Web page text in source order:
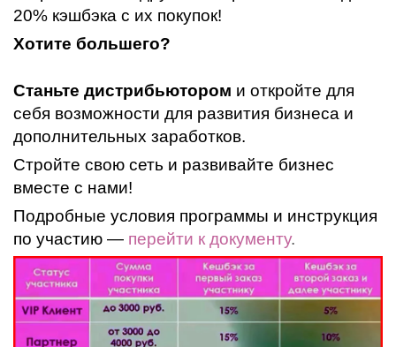
20% кэшбэка с их покупок!
Хотите большего?
Станьте дистрибьютором и откройте для
себя возможности для развития бизнеса и
дополнительных заработков.
Стройте свою сеть и развивайте бизнес
вместе с нами!
Подробные условия программы и инструкция
по участию — перейти к документу.